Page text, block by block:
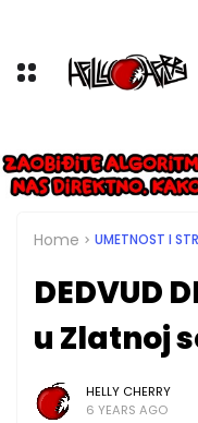
Home UMETNOST I
DEDVUD
u Zlatnoj
HELLY CHERRY
6 YEARS AGO